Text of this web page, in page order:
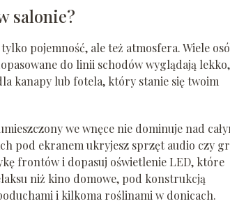
salonie?
pojemność, ale też atmosfera. Wiele
do linii schodów wyglądają
kanapy lub fotela, który stanie się twoim
we wnęce nie dominuje nad
pod ekranem ukryjesz sprzęt audio czy
frontów i dopasuj oświetlenie LED, które
niż kino domowe, pod konstrukcją
i kilkoma roślinami w donicach.